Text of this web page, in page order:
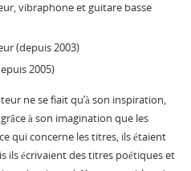
vibraphone et guitare basse
(depuis 2003)
2005)
ne se fiait qu’à son inspiration,
à son imagination que les
qui concerne les titres, ils étaient
ils écrivaient des titres poétiques et